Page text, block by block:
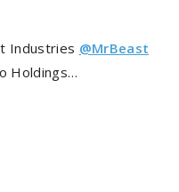
Industries @MrBeast
Holdings…